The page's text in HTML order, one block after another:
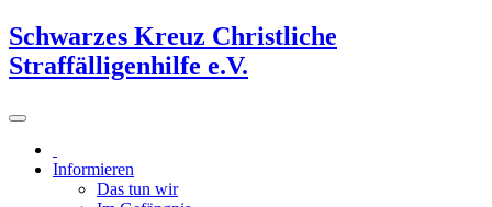
Schwarzes Kreuz Christliche
Straffälligenhilfe e.V.
Informieren
Das tun wir